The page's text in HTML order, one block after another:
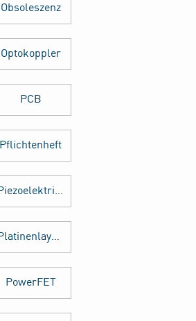
Obsoleszenz
Optokoppler
PCB
Pflichtenheft
Piezoelektrischer Sensor
Platinenlayout
PowerFET